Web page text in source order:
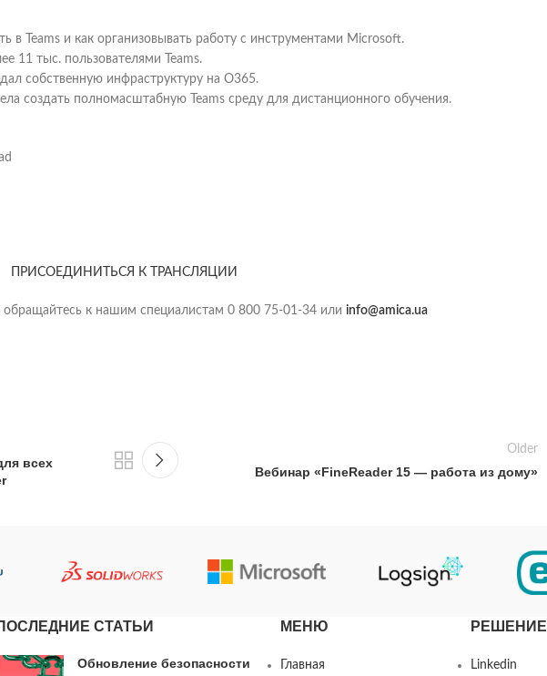
в Teams и как организовывать работу с инструментами Microsoft.
11 тыс. пользователями Teams.
собственную инфраструктуру на O365.
создать полномасштабную Teams среду для дистанционного обучения.
ПРИСОЕДИНИТЬСЯ К ТРАНСЛЯЦИИ
к нашим специалистам 0 800 75-01-34 или info@amica.ua
всех
Older
Вебинар «FineReader 15 — работа из дому»
СТАТЬИ
Обновление безопасности
МЕНЮ
Главная
РЕШЕНИЕ
Linkedin